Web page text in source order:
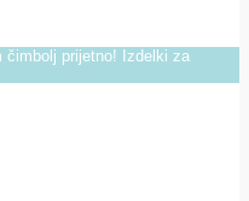
čimbolj prijetno! Izdelki za